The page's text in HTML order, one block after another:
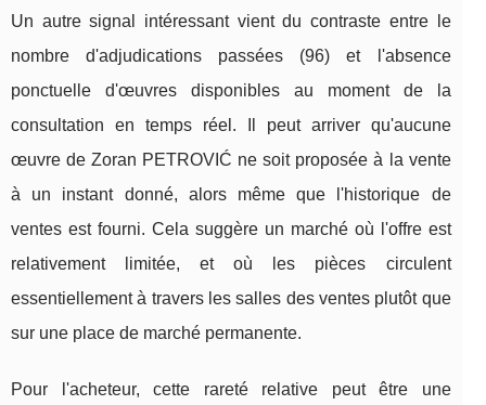
Un autre signal intéressant vient du contraste entre le
nombre d'adjudications passées (96) et l'absence
ponctuelle d'œuvres disponibles au moment de la
consultation en temps réel. Il peut arriver qu'aucune
œuvre de Zoran PETROVIĆ ne soit proposée à la vente
à un instant donné, alors même que l'historique de
ventes est fourni. Cela suggère un marché où l'offre est
relativement limitée, et où les pièces circulent
essentiellement à travers les salles des ventes plutôt que
sur une place de marché permanente.
Pour l'acheteur, cette rareté relative peut être une